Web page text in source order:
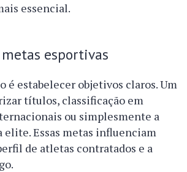
essencial.
esportivas
é estabelecer objetivos claros. Um
títulos, classificação em
ou simplesmente a
elite. Essas metas influenciam
de atletas contratados e a